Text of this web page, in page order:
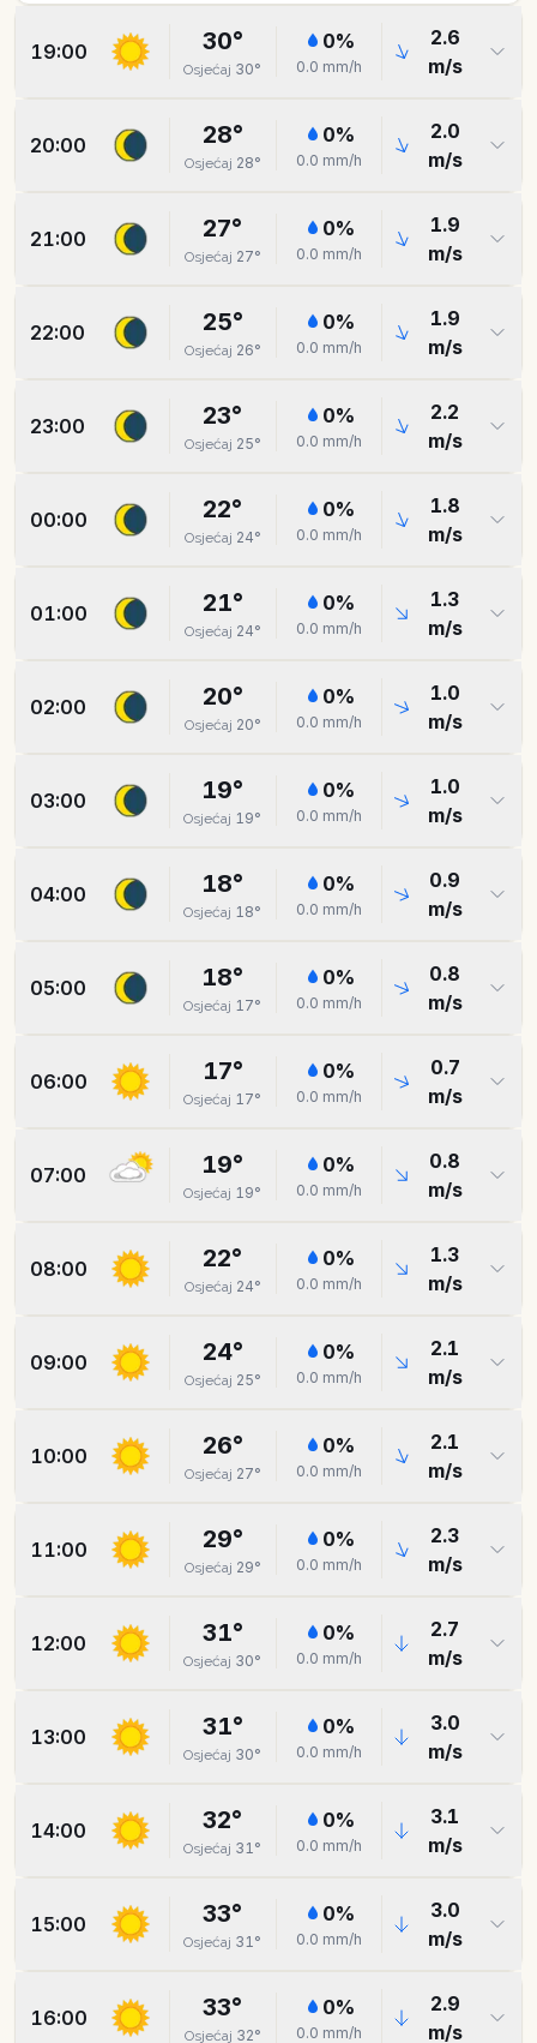
19:00 30°
Osjećaj 30°
0%
0.0 mm/h
2.6
m/s
20:00 28°
Osjećaj 28°
0%
0.0 mm/h
2.0
m/s
21:00 27°
Osjećaj 27°
0%
0.0 mm/h
1.9
m/s
22:00 25°
Osjećaj 26°
0%
0.0 mm/h
1.9
m/s
23:00 23°
Osjećaj 25°
0%
0.0 mm/h
2.2
m/s
00:00 22°
Osjećaj 24°
0%
0.0 mm/h
1.8
m/s
01:00 21°
Osjećaj 24°
0%
0.0 mm/h
1.3
m/s
02:00 20°
Osjećaj 20°
0%
0.0 mm/h
1.0
m/s
03:00 19°
Osjećaj 19°
0%
0.0 mm/h
1.0
m/s
04:00 18°
Osjećaj 18°
0%
0.0 mm/h
0.9
m/s
05:00 18°
Osjećaj 17°
0%
0.0 mm/h
0.8
m/s
06:00 17°
Osjećaj 17°
0%
0.0 mm/h
0.7
m/s
07:00 19°
Osjećaj 19°
0%
0.0 mm/h
0.8
m/s
08:00 22°
Osjećaj 24°
0%
0.0 mm/h
1.3
m/s
09:00 24°
Osjećaj 25°
0%
0.0 mm/h
2.1
m/s
10:00 26°
Osjećaj 27°
0%
0.0 mm/h
2.1
m/s
11:00 29°
Osjećaj 29°
0%
0.0 mm/h
2.3
m/s
12:00 31°
Osjećaj 30°
0%
0.0 mm/h
2.7
m/s
13:00 31°
Osjećaj 30°
0%
0.0 mm/h
3.0
m/s
14:00 32°
Osjećaj 31°
0%
0.0 mm/h
3.1
m/s
15:00 33°
Osjećaj 31°
0%
0.0 mm/h
3.0
m/s
16:00 33°
Osjećaj 32°
0%
0.0 mm/h
2.9
m/s